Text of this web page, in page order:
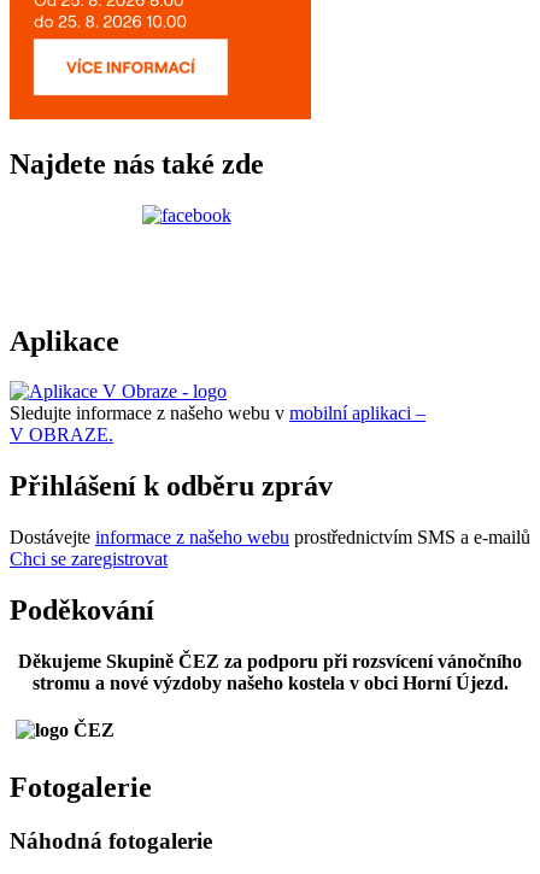
Najdete nás také zde
Aplikace
Sledujte informace z našeho webu v mobilní aplikaci –
V OBRAZE.
Přihlášení k odběru zpráv
Dostávejte informace z našeho webu prostřednictvím SMS a e-mailů
Chci se zaregistrovat
Poděkování
Děkujeme Skupině ČEZ za podporu při rozsvícení vánočního
stromu a nové výzdoby našeho kostela v obci Horní Újezd.
Fotogalerie
Náhodná fotogalerie